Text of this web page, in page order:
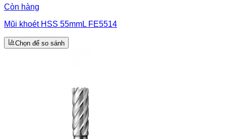
Còn hàng
Mũi khoét HSS 55mmL FE5514
Chọn để so sánh